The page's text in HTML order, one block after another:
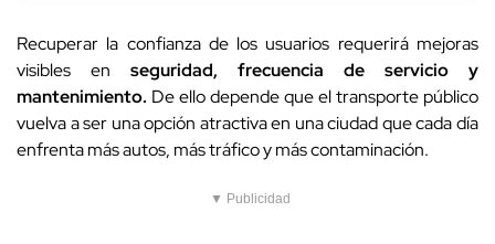
Recuperar la confianza de los usuarios requerirá mejoras
visibles en seguridad, frecuencia de servicio y
mantenimiento. De ello depende que el transporte público
vuelva a ser una opción atractiva en una ciudad que cada día
enfrenta más autos, más tráfico y más contaminación.
▼ Publicidad